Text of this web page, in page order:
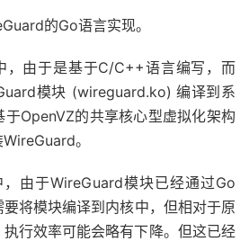
的Go语言实现。
，由于是基于C/C++语言编写，而
模块 (wireguard.ko) 编译到系
OpenVZ的共享核心型虚拟化架构
。
由于WireGuard模块已经通过Go
将模块编译到内核中，但相对于原
行效率可能会略有下降。但这已经